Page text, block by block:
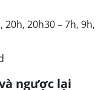
20h30 – 7h, 9h,
ngược lại